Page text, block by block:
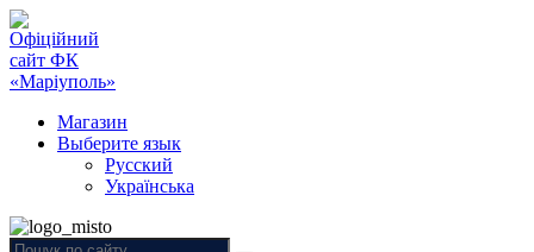
Магазин
Выберите язык
Русский
Українська